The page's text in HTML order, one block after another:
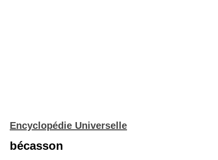
Encyclopédie Universelle
bécasson